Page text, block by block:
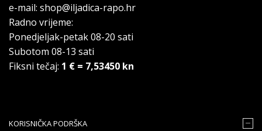
e-mail: shop@iljadica-rapo.hr
Radno vrijeme:
Ponedjeljak-petak 08-20 sati
Subotom 08-13 sati
Fiksni tečaj: 1 € = 7,53450 kn
KORISNIČKA PODRŠKA